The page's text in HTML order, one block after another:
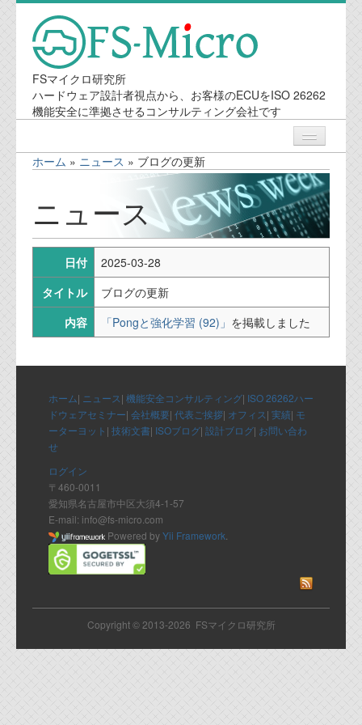
FSマイクロ研究所
ハードウェア設計者視点から、お客様のECUをISO 26262
機能安全に準拠させるコンサルティング会社です
ニュース
業務内容
機能安全コンサルティング
会社案内
オフィス
実績
ブログ
機能安全ブログ
設計ブログ
外部投稿記事
ホーム » ニュース » ブログの更新
ニュース
日付
2025-03-28
タイトル
ブログの更新
内容
「Pongと強化学習 (92)」 を掲載しました
ホーム| ニュース| 機能安全コンサルティング| ISO 26262ハー
ドウェアセミナー| 会社概要| 代表ご挨拶| オフィス| 実績| モ
ーターヨット | 技術文書| ISOブログ| 設計ブログ| お問い合わ
せ
ログイン
〒460-0011
愛知県名古屋市中区大須4-1-57
E-mail: info@fs-micro.com
Powered byYii Framework
Copyright © 2013-2026 FSマイクロ研究所